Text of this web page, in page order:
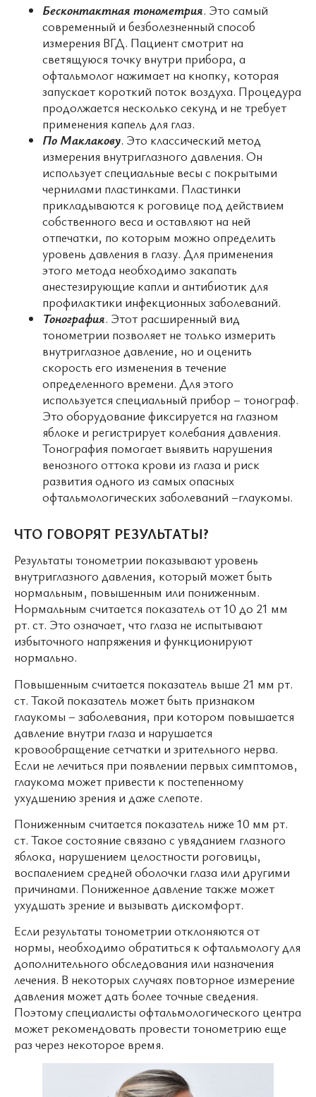
Бесконтактная тонометрия. Это самый
современный и безболезненный способ
измерения ВГД. Пациент смотрит на
светящуюся точку внутри прибора, а
офтальмолог нажимает на кнопку, которая
запускает короткий поток воздуха. Процедура
продолжается несколько секунд и не требует
применения капель для глаз.
По Маклакову. Это классический метод
измерения внутриглазного давления. Он
использует специальные весы с покрытыми
чернилами пластинками. Пластинки
прикладываются к роговице под действием
собственного веса и оставляют на ней
отпечатки, по которым можно определить
уровень давления в глазу. Для применения
этого метода необходимо закапать
анестезирующие капли и антибиотик для
профилактики инфекционных заболеваний.
Тонография. Этот расширенный вид
тонометрии позволяет не только измерить
внутриглазное давление, но и оценить
скорость его изменения в течение
определенного времени. Для этого
используется специальный прибор – тонограф.
Это оборудование фиксируется на глазном
яблоке и регистрирует колебания давления.
Тонография помогает выявить нарушения
венозного оттока крови из глаза и риск
развития одного из самых опасных
офтальмологических заболеваний –глаукомы.
ЧТО ГОВОРЯТ РЕЗУЛЬТАТЫ?
Результаты тонометрии показывают уровень
внутриглазного давления, который может быть
нормальным, повышенным или пониженным.
Нормальным считается показатель от 10 до 21 мм
рт. ст. Это означает, что глаза не испытывают
избыточного напряжения и функционируют
нормально.
Повышенным считается показатель выше 21 мм рт.
ст. Такой показатель может быть признаком
глаукомы – заболевания, при котором повышается
давление внутри глаза и нарушается
кровообращение сетчатки и зрительного нерва.
Если не лечиться при появлении первых симптомов,
глаукома может привести к постепенному
ухудшению зрения и даже слепоте.
Пониженным считается показатель ниже 10 мм рт.
ст. Такое состояние связано с увяданием глазного
яблока, нарушением целостности роговицы,
воспалением средней оболочки глаза или другими
причинами. Пониженное давление также может
ухудшать зрение и вызывать дискомфорт.
Если результаты тонометрии отклоняются от
нормы, необходимо обратиться к офтальмологу для
дополнительного обследования или назначения
лечения. В некоторых случаях повторное измерение
давления может дать более точные сведения.
Поэтому специалисты офтальмологического центра
может рекомендовать провести тонометрию еще
раз через некоторое время.